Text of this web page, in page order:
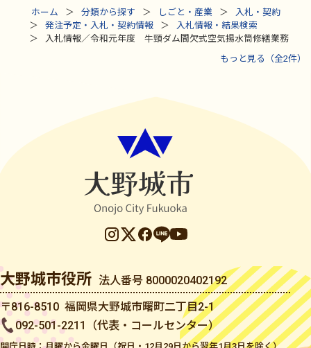
ホーム
分類から探す しごと・産業
入札・契約
発注予定・入札・契約情報
入札情報・結果検索
入札情報／令和元年度 牛頸ダム間欠式空気揚水筒修繕業務
もっと見る（全2件）
大野城市役所 法人番号 8000020402192
〒816-8510 福岡県大野城市曙町二丁目2-1
092-501-2211（代表・コールセンター）